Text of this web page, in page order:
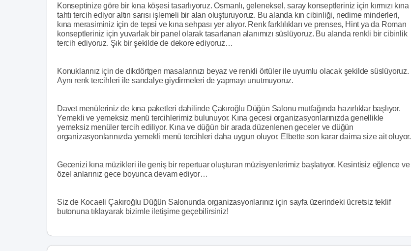
Konseptinize göre bir kına köşesi tasarlıyoruz. Osmanlı, geleneksel, saray konseptleriniz için kırmızı kına
tahtı tercih ediyor altın sarısı işlemeli bir alan oluşturuyoruz. Bu alanda kın cibinliği, nedime minderleri,
kına merasiminiz için de tepsi ve kına sehpası yer alıyor. Renk farklılıkları ve prenses, Hint ya da Roman
konseptleriniz için yuvarlak bir panel olarak tasarlanan alanımızı süslüyoruz. Bu alanda renkli bir cibinlik
tercih ediyoruz. Şık bir şekilde de dekore ediyoruz…
Konuklarınız için de dikdörtgen masalarınızı beyaz ve renkli örtüler ile uyumlu olacak şekilde süslüyoruz.
Aynı renk tercihleri ile sandalye giydirmeleri de yapmayı unutmuyoruz.
Davet menüleriniz de kına paketleri dahilinde Çakıroğlu Düğün Salonu mutfağında hazırlıklar başlıyor.
Yemekli ve yemeksiz menü tercihlerimiz bulunuyor. Kına gecesi organizasyonlarınızda genellikle
yemeksiz menüler tercih ediliyor. Kına ve düğün bir arada düzenlenen geceler ve düğün
organizasyonlarınızda yemekli menü tercihleri daha uygun oluyor. Elbette son karar daima size ait oluyor.
Gecenizi kına müzikleri ile geniş bir repertuar oluşturan müzisyenlerimiz başlatıyor. Kesintisiz eğlence ve
özel anlarınız gece boyunca devam ediyor…
Siz de Kocaeli Çakıroğlu Düğün Salonunda organizasyonlarınız için sayfa üzerindeki ücretsiz teklif
butonuna tıklayarak bizimle iletişime geçebilirsiniz!